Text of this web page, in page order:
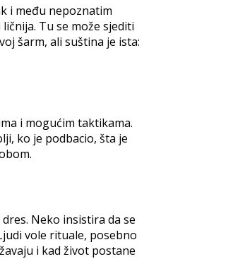
i među nepoznatim
Tu se može sjediti
šarm, ali suština je ista:
i mogućim taktikama.
ko je podbacio, šta je
Neko insistira da se
vole rituale, posebno
i kad život postane